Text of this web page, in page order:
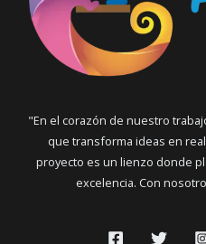
"En el corazón de nuestro
que transforma ideas en
proyecto es un lienzo donde
excelencia. Con